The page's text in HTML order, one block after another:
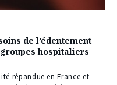
de l’édentement
hospitaliers
répandue en France et